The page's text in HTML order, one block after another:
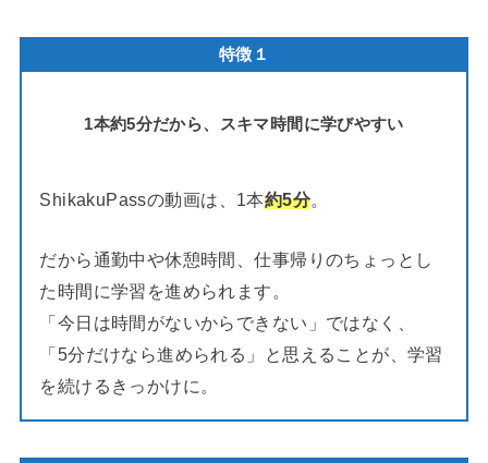
特徴１
1本約5分だから、スキマ時間に学びやすい
ShikakuPassの動画は、1本約5分。
だから通勤中や休憩時間、仕事帰りのちょっとし
た時間に学習を進められます。
「今日は時間がないからできない」ではなく、
「5分だけなら進められる」と思えることが、学習
を続けるきっかけに。